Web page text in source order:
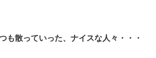
も散っていった、ナイスな人々・・・